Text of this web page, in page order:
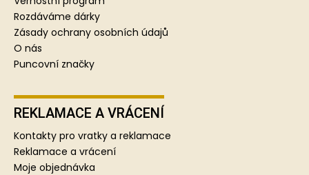
Rozdáváme dárky
Zásady ochrany osobních údajů
O nás
Puncovní značky
REKLAMACE A VRÁCENÍ
Kontakty pro vratky a reklamace
Reklamace a vrácení
Moje objednávka